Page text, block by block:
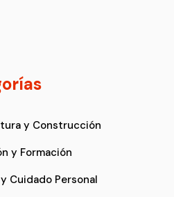
y Construcción
y Formación
Cuidado Personal